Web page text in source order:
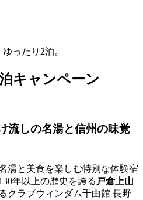
ったり2泊。
キャンペーン
流しの名湯と信州の味覚
湯と美食を楽しむ特別な体験宿
年以上の歴史を誇る 戸倉上山
クラブウィンダム千曲館 長野